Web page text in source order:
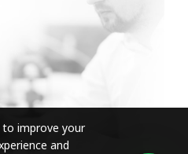
to improve your
and